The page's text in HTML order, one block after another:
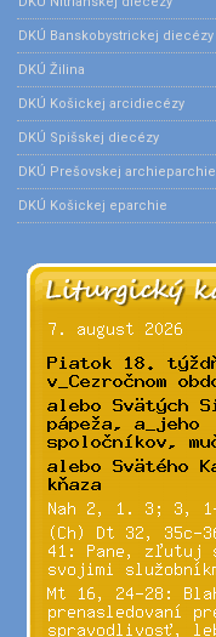
DKÚ Banskobystrickej diecézy
DKÚ Žilina
DKÚ Košickej arcidiecézy
DKÚ Spišskej diecézy
DKÚ Prešovskej archieparchie
DKÚ Košickej eparchie